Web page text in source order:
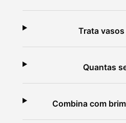
Trata
Quantas
Combina com